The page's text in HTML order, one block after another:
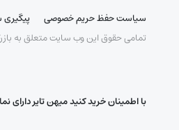
سیاست حفظ حریم خصوصی
تمامی حقوق این وب سایت متعلق به
با اطمینان خرید کنید میهن تایر دارای